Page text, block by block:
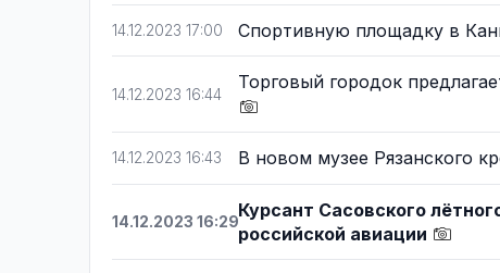
14.12.2023 17:00 Спортивную площадку в
14.12.2023 16:44
Торговый городок
14.12.2023 16:43 В новом музее Рязанского
14.12.2023 16:29
Курсант Сасовского
российской авиации